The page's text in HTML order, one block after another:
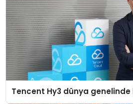
Tencent Hy3 dünya genelinde